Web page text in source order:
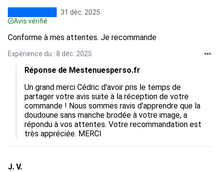
31 déc. 2025
Avis vérifié
Conforme à mes attentes. Je recommande
Expérience du : 8 déc. 2025
Réponse de Mestenuesperso.fr
Un grand merci Cédric d'avoir pris le temps de
partager votre avis suite à la réception de votre
commande ! Nous sommes ravis d'apprendre que la
doudoune sans manche brodée à votre image, a
répondu à vos attentes. Votre recommandation est
très appréciée. MERCI
J. V.